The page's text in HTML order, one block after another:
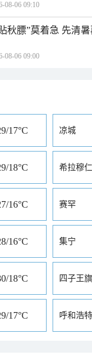
08-06 09:10
秋膘”莫着急 先清
08-06 09:00
17°C 凉城
18°C 希拉穆仁
16°C 赛罕
16°C 集宁
18°C 四子王旗
17°C 呼和浩特